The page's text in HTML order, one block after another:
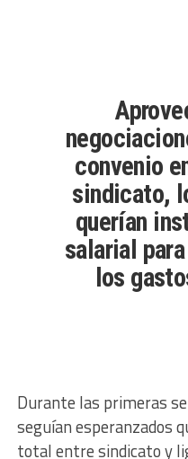
convenio
sindicato,
querían
salarial
los
Durante las primeras
seguían esperanzados
total entre sindicato y